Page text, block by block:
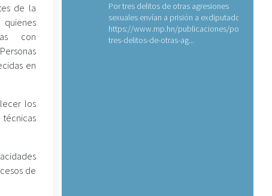
de la
con
en
los
técnicas
de
Por tres delitos de otras agresiones
sexuales envían a prisión a exdiputado
https://www.mp.hn/publicaciones/por-
tres-delitos-de-otras-ag...